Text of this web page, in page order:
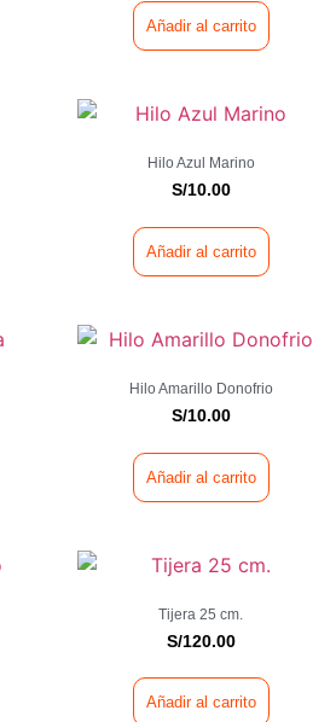
Añadir al carrito
Hilo Azul Marino
S/10.00
Añadir al carrito
Hilo Amarillo Donofrio
S/10.00
Añadir al carrito
Tijera 25 cm.
S/120.00
Añadir al carrito